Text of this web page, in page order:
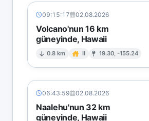
09:15:17 02.08.2026
Volcano'nun 16 km
güneyinde, Hawaii
0.8 km II 19.30, -155.24
06:43:59 02.08.2026
Naalehu'nun 32 km
güneyinde, Hawaii